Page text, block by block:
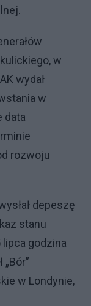
w
wydał
w
data
rozwoju
depeszę
stanu
godzina
w Londynie,